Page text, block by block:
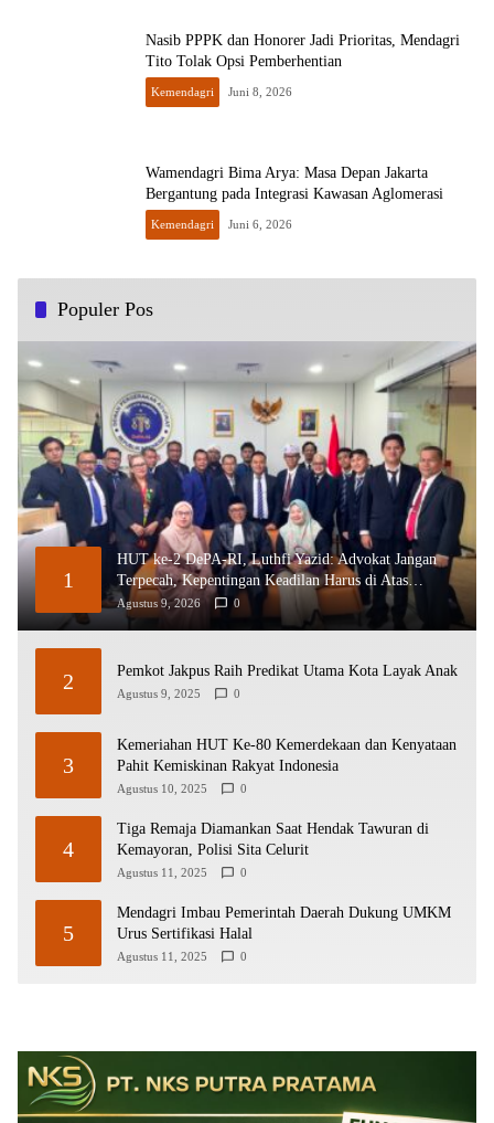
Nasib PPPK dan Honorer Jadi Prioritas, Mendagri
Tito Tolak Opsi Pemberhentian
Kemendagri Juni 8, 2026
Wamendagri Bima Arya: Masa Depan Jakarta
Bergantung pada Integrasi Kawasan Aglomerasi
Kemendagri Juni 6, 2026
Populer Pos
1
HUT ke-2 DePA-RI, Luthfi Yazid: Advokat Jangan
Terpecah, Kepentingan Keadilan Harus di Atas
Organisasi
Agustus 9, 2026 0
2 Pemkot Jakpus Raih Predikat Utama Kota Layak Anak
Agustus 9, 2025 0
3
Kemeriahan HUT Ke-80 Kemerdekaan dan Kenyataan
Pahit Kemiskinan Rakyat Indonesia
Agustus 10, 2025 0
4
Tiga Remaja Diamankan Saat Hendak Tawuran di
Kemayoran, Polisi Sita Celurit
Agustus 11, 2025 0
5
Mendagri Imbau Pemerintah Daerah Dukung UMKM
Urus Sertifikasi Halal
Agustus 11, 2025 0